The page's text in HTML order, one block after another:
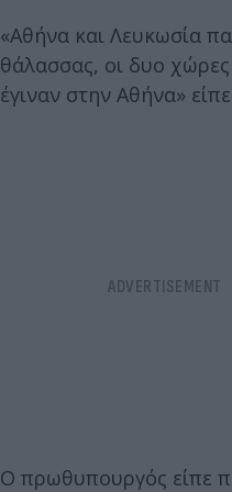
«Αθήνα και Λευκωσία
θάλασσας, οι δυο
έγιναν στην Αθήνα»
Ο πρωθυπουργός είπε